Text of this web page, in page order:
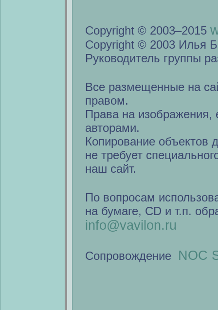
Copyright © 2003–2015
Copyright © 2003 Илья
Руководитель группы
Все размещенные на
правом.
Права на изображения,
авторами.
Копирование объектов
не требует
наш сайт.
По вопросам
на бумаге, CD и т.п.
info@vavilon.ru
Сопровождение NOC